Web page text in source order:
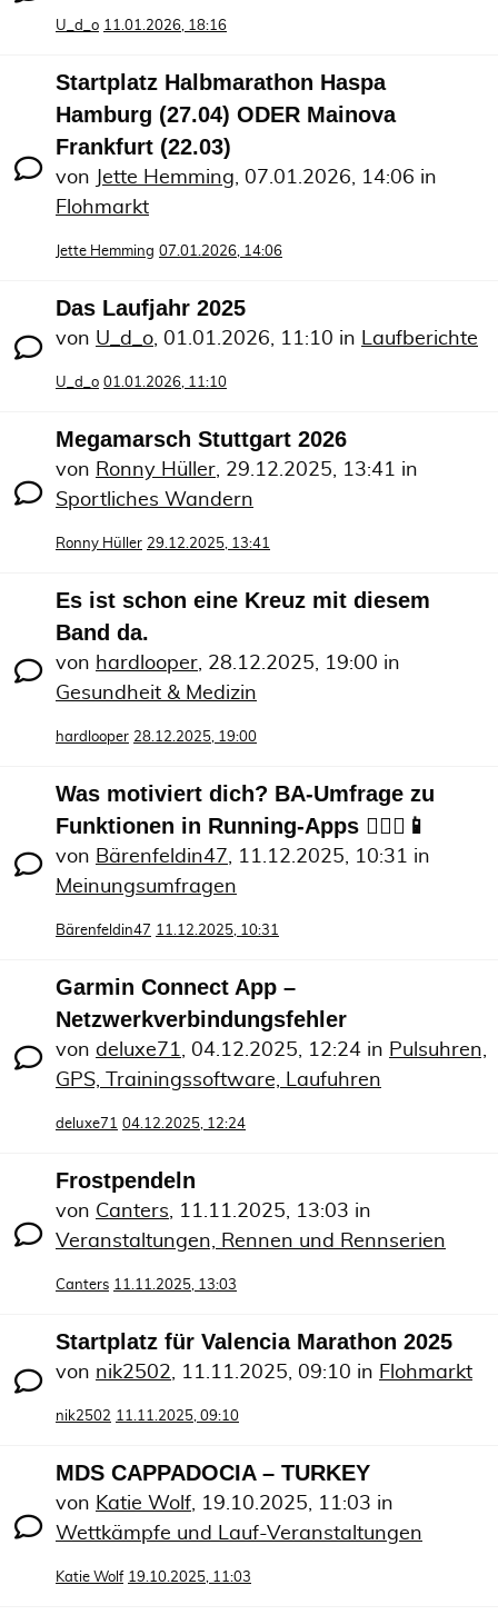
U_d_o 11.01.2026, 18:16
Startplatz Halbmarathon Haspa
Hamburg (27.04) ODER Mainova
Frankfurt (22.03)
von Jette Hemming, 07.01.2026, 14:06 in
Flohmarkt
Jette Hemming 07.01.2026, 14:06
Das Laufjahr 2025
von U_d_o, 01.01.2026, 11:10 in Laufberichte
U_d_o 01.01.2026, 11:10
Megamarsch Stuttgart 2026
von Ronny Hüller, 29.12.2025, 13:41 in
Sportliches Wandern
Ronny Hüller 29.12.2025, 13:41
Es ist schon eine Kreuz mit diesem
Band da.
von hardlooper, 28.12.2025, 19:00 in
Gesundheit & Medizin
hardlooper 28.12.2025, 19:00
Was motiviert dich? BA-Umfrage zu
Funktionen in Running-Apps 🏃🏻‍♀️📱
von Bärenfeldin47, 11.12.2025, 10:31 in
Meinungsumfragen
Bärenfeldin47 11.12.2025, 10:31
Garmin Connect App –
Netzwerkverbindungsfehler
von deluxe71, 04.12.2025, 12:24 in Pulsuhren,
GPS, Trainingssoftware, Laufuhren
deluxe71 04.12.2025, 12:24
Frostpendeln
von Canters, 11.11.2025, 13:03 in
Veranstaltungen, Rennen und Rennserien
Canters 11.11.2025, 13:03
Startplatz für Valencia Marathon 2025
von nik2502, 11.11.2025, 09:10 in Flohmarkt
nik2502 11.11.2025, 09:10
MDS CAPPADOCIA – TURKEY
von Katie Wolf, 19.10.2025, 11:03 in
Wettkämpfe und Lauf-Veranstaltungen
Katie Wolf 19.10.2025, 11:03